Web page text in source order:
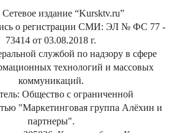
издание “Kursktv.ru”
о регистрации СМИ: ЭЛ № ФС 77 -
73414 от 03.08.2018 г.
службой по надзору в сфере
технологий и массовых
коммуникаций.
Общество с ограниченной
"Маркетинговая группа Алёхин и
партнеры".